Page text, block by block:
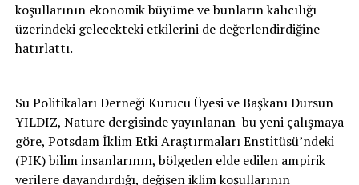
koşullarının ekonomik büyüme ve bunların kalıcılığı
üzerindeki gelecekteki etkilerini de değerlendirdiğine
hatırlattı.
Su Politikaları Derneği Kurucu Üyesi ve Başkanı Dursun
YILDIZ, Nature dergisinde yayınlanan bu yeni çalışmaya
göre, Potsdam İklim Etki Araştırmaları Enstitüsü’ndeki
(PIK) bilim insanlarının, bölgeden elde edilen ampirik
verilere dayandırdığı, değişen iklim koşullarının